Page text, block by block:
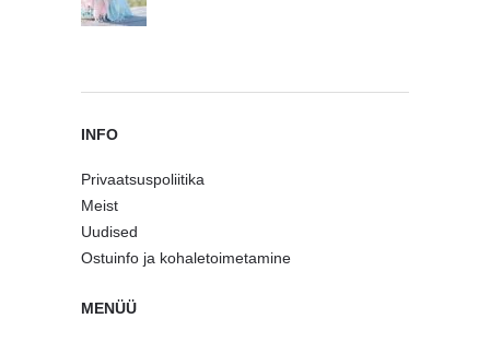
INFO
Privaatsuspoliitika
Meist
Uudised
Ostuinfo ja kohaletoimetamine
MENÜÜ